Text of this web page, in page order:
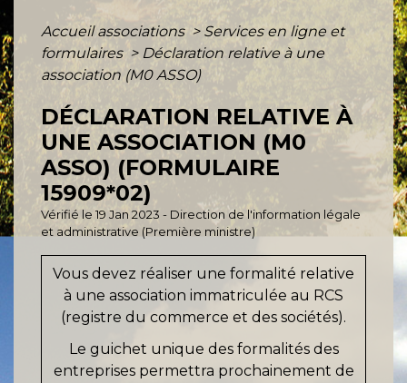
Accueil associations > Services en ligne et
formulaires > Déclaration relative à une
association (M0 ASSO)
DÉCLARATION RELATIVE À
UNE ASSOCIATION (M0
ASSO) (FORMULAIRE
15909*02)
Vérifié le 19 Jan 2023 - Direction de l'information légale
et administrative (Première ministre)
Vous devez réaliser une formalité relative
à une association immatriculée au RCS
(registre du commerce et des sociétés).
Le guichet unique des formalités des
entreprises permettra prochainement de